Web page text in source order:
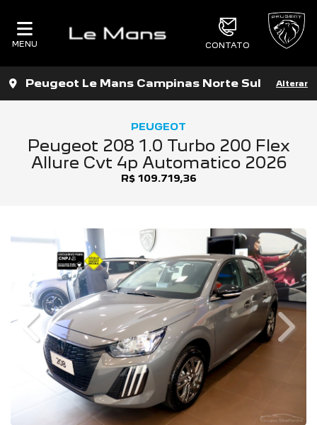
MENU CONTATO
Peugeot Le Mans Campinas Norte Sul Alterar
PEUGEOT
Peugeot 208 1.0 Turbo 200 Flex
Allure Cvt 4p Automatico 2026
R$ 109.719,36
Previous Next